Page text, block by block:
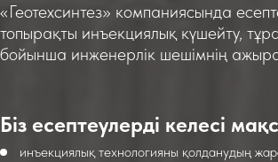
Біз есептеулерді келесі
«Геотехсинтез» компаниясында
топырақты инъекциялық күшейту,
бойынша инженерлік шешімнің
инъекциялық технологияны қолданудың